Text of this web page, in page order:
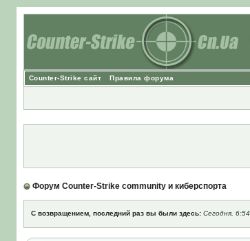
Counter-Strike сайт Правила форума
Форум Counter-Strike community и киберспорта
С возвращением, последний раз вы были здесь: Сегодня, 6:54